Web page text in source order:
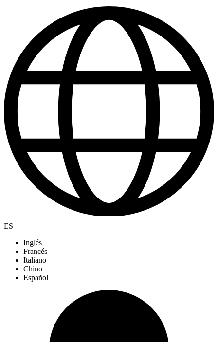
ES
Inglés
Francés
Italiano
Chino
Español